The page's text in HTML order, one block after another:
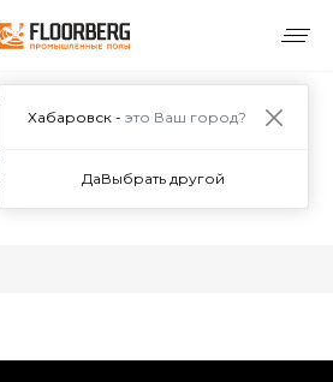
бетонный пол топпингом
бетонный пол
Хабаровск - это Ваш город?
ДаВыбрать другой